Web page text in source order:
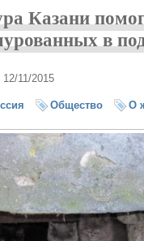
Казани
в
11/2015
Общество О